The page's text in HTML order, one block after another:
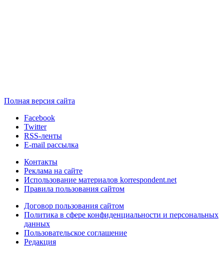
Полная версия сайта
Facebook
Twitter
RSS-ленты
E-mail рассылка
Контакты
Реклама на сайте
Использование материалов korrespondent.net
Правила пользования сайтом
Договор пользования сайтом
Политика в сфере конфиденциальности и персональных
данных
Пользовательское соглашение
Редакция